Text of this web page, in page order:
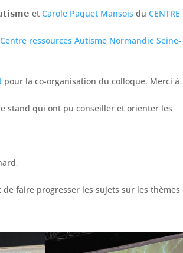
etCarole Paquet Mansois duCENTRE
Centre ressources Autisme Normandie Seine-
pour la co-organisation du colloque. Merci à
stand qui ont pu conseiller et orienter les
faire progresser les sujets sur les thèmes